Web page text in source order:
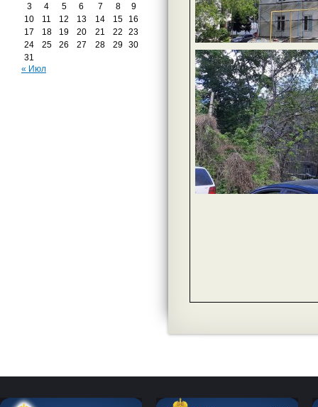
3
4 5 6 7 8
9
10
11 12 13 14 15
16
17
18 19 20 21 22
23
24
25 26 27 28 29
30
31
« Июл